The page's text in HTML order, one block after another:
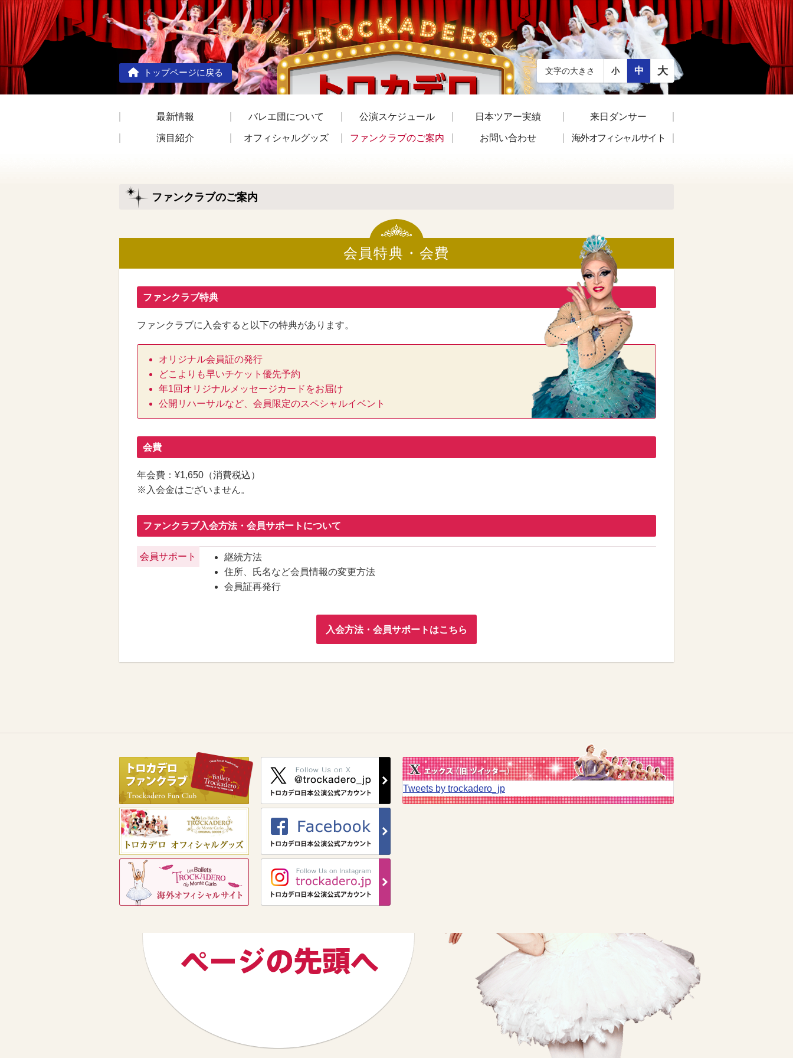
文字の大きさ 小 中 大
トップページに戻る
最新情報 バレエ団について 公演スケジュール 日本ツアー実績 来日ダンサー
演目紹介 オフィシャルグッズ ファンクラブのご案内 お問い合わせ 海外オフィシャルサイト
ファンクラブのご案内
会員特典・会費
ファンクラブ特典
ファンクラブに入会すると以下の特典があります。
オリジナル会員証の発行
どこよりも早いチケット優先予約
年1回オリジナルメッセージカードをお届け
公開リハーサルなど、会員限定のスペシャルイベント
会費
年会費：¥1,650（消費税込）
※入会金はございません。
ファンクラブ入会方法・会員サポートについて
会員サポート
継続方法
住所、氏名など会員情報の変更方法
会員証再発行
入会方法・会員サポートはこちら
Tweets by trockadero_jp